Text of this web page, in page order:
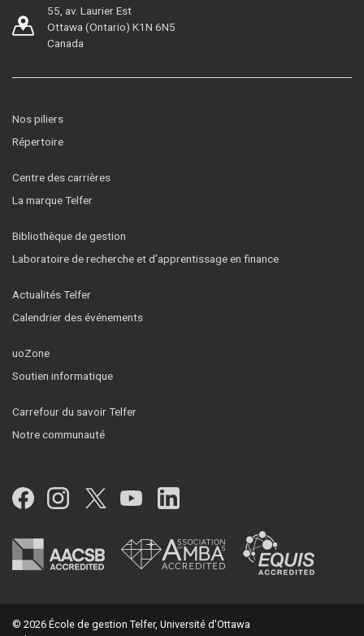
55, av. Laurier Est
Ottawa (Ontario) K1N 6N5
Canada
Nos piliers
Répertoire
Centre des carrières
La marque Telfer
Bibliothèque de gestion
Laboratoire de recherche et d’apprentissage en finance
Actualités Telfer
Calendrier des événements
uoZone
Soutien informatique
Carrefour du savoir Telfer
Notre communauté
Facebook
Instagram
Twitter
YouTubeLinkedIn
© 2026 École de gestion Telfer, Université d'Ottawa